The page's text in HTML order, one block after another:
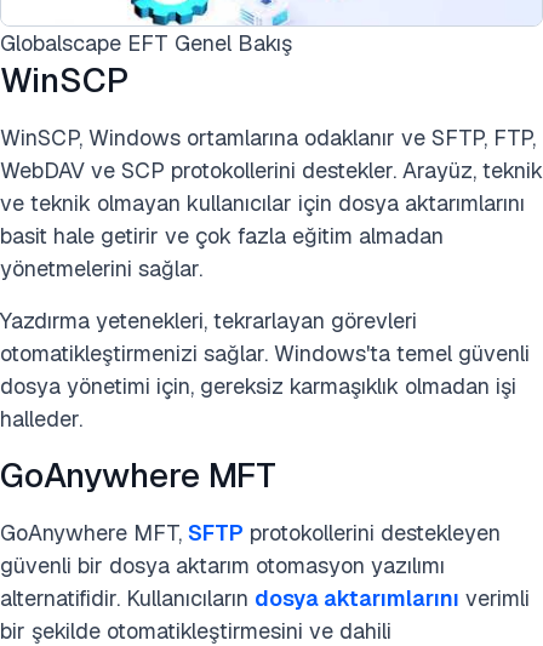
Globalscape EFT Genel Bakış
WinSCP
WinSCP, Windows ortamlarına odaklanır ve SFTP, FTP,
WebDAV ve SCP protokollerini destekler. Arayüz, teknik
ve teknik olmayan kullanıcılar için dosya aktarımlarını
basit hale getirir ve çok fazla eğitim almadan
yönetmelerini sağlar.
Yazdırma yetenekleri, tekrarlayan görevleri
otomatikleştirmenizi sağlar. Windows'ta temel güvenli
dosya yönetimi için, gereksiz karmaşıklık olmadan işi
halleder.
GoAnywhere MFT
GoAnywhere MFT, SFTP protokollerini destekleyen
güvenli bir dosya aktarım otomasyon yazılımı
alternatifidir. Kullanıcıların dosya aktarımlarını verimli
bir şekilde otomatikleştirmesini ve dahili